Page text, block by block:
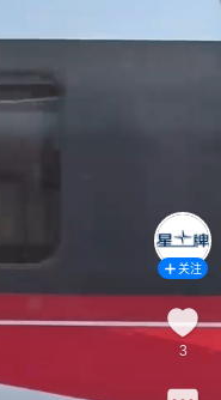
关注
3